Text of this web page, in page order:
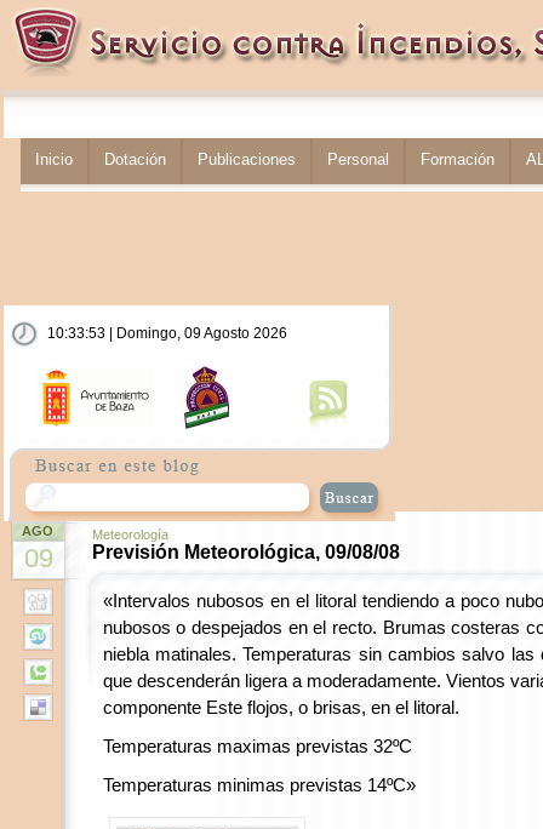
Inicio Dotación Publicaciones Personal Formación
10:33:54 | Domingo, 09 Agosto 2026
AGO
09
Meteorología
Previsión Meteorológica, 09/08/08
«Intervalos nubosos en el litoral tendiendo a poco
nubosos o despejados en el recto. Brumas costeras
niebla matinales. Temperaturas sin cambios salvo las
que descenderán ligera a moderadamente. Vientos
componente Este flojos, o brisas, en el litoral.
Temperaturas maximas previstas 32ºC
Temperaturas minimas previstas 14ºC»